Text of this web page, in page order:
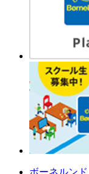
ボーネルンド